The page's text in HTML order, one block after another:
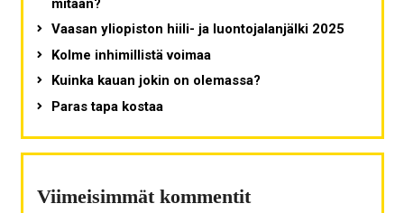
mitään?
Vaasan yliopiston hiili- ja luontojalanjälki 2025
Kolme inhimillistä voimaa
Kuinka kauan jokin on olemassa?
Paras tapa kostaa
Viimeisimmät kommentit